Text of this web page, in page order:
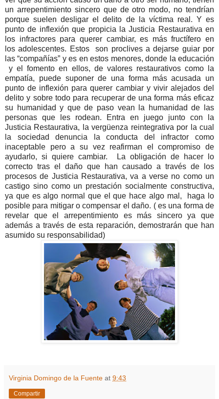
un arrepentimiento sincero que de otro modo, no tendrían
porque suelen desligar el delito de la víctima real. Y es
punto de inflexión que propicia la Justicia Restaurativa en
los infractores para querer cambiar, es más fructífero en
los adolescentes. Estos son proclives a dejarse guiar por
las “compañías” y es en estos menores, donde la educación
y el fomento en ellos, de valores restaurativos como la
empatía, puede suponer de una forma más acusada un
punto de inflexión para querer cambiar y vivir alejados del
delito y sobre todo para recuperar de una forma más eficaz
su humanidad y que de paso vean la humanidad de las
personas que les rodean.
Entra en juego junto con la
Justicia Restaurativa, la vergüenza reintegrativa por la cual
la sociedad denuncia la conducta del infractor como
inaceptable pero a su vez reafirman el compromiso de
ayudarlo, si quiere cambiar. La obligación de hacer lo
correcto tras el daño que han causado a través de los
procesos de Justicia Restaurativa, va a verse no como un
castigo sino como un prestación socialmente constructiva,
ya que es algo normal que el que hace algo mal, haga lo
posible para mitigar o compensar el daño. ( es una forma de
revelar que el arrepentimiento es más sincero ya que
además a través de esta reparación, demostrarán que han
asumido su responsabilidad)
Virginia Domingo de la Fuente at 9:43
Compartir